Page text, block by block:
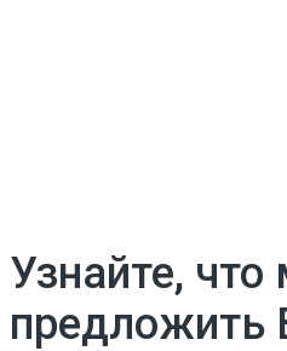
Узнайте,
предложить